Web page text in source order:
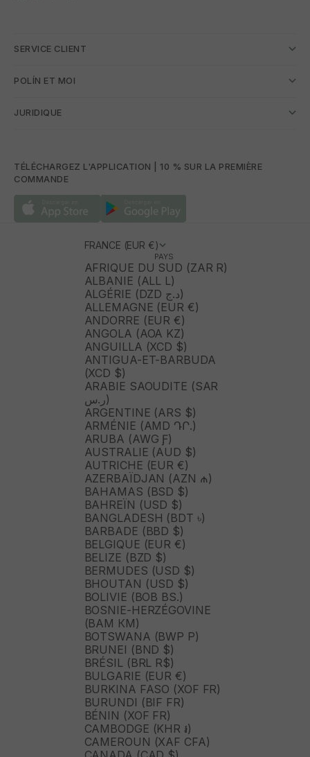
SERVICE CLIENT
POLÍN ET MOI
JURIDIQUE
TÉLÉCHARGEZ L'APPLICATION | 10 % SUR LA PREMIÈRE
COMMANDE
FRANCE (EUR €)
PAYS
AFRIQUE DU SUD (ZAR R)
ALBANIE (ALL L)
ALGÉRIE (DZD د.ج)
ALLEMAGNE (EUR €)
ANDORRE (EUR €)
ANGOLA (AOA KZ)
ANGUILLA (XCD $)
ANTIGUA-ET-BARBUDA
(XCD $)
ARABIE SAOUDITE (SAR
ر.س)
ARGENTINE (ARS $)
ARMÉNIE (AMD ԴՐ.)
ARUBA (AWG Ƒ)
AUSTRALIE (AUD $)
AUTRICHE (EUR €)
AZERBAÏDJAN (AZN ₼)
BAHAMAS (BSD $)
BAHREÏN (USD $)
BANGLADESH (BDT ৳)
BARBADE (BBD $)
BELGIQUE (EUR €)
BELIZE (BZD $)
BERMUDES (USD $)
BHOUTAN (USD $)
BOLIVIE (BOB BS.)
BOSNIE-HERZÉGOVINE
(BAM КМ)
BOTSWANA (BWP P)
BRUNEI (BND $)
BRÉSIL (BRL R$)
BULGARIE (EUR €)
BURKINA FASO (XOF FR)
BURUNDI (BIF FR)
BÉNIN (XOF FR)
CAMBODGE (KHR ៛)
CAMEROUN (XAF CFA)